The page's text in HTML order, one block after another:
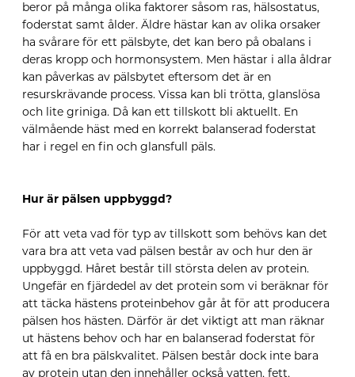
beror på många olika faktorer såsom ras, hälsostatus,
foderstat samt ålder. Äldre hästar kan av olika orsaker
ha svårare för ett pälsbyte, det kan bero på obalans i
deras kropp och hormonsystem. Men hästar i alla åldrar
kan påverkas av pälsbytet eftersom det är en
resurskrävande process. Vissa kan bli trötta, glanslösa
och lite griniga. Då kan ett tillskott bli aktuellt. En
välmående häst med en korrekt balanserad foderstat
har i regel en fin och glansfull päls.
Hur är pälsen uppbyggd?
För att veta vad för typ av tillskott som behövs kan det
vara bra att veta vad pälsen består av och hur den är
uppbyggd. Håret består till största delen av protein.
Ungefär en fjärdedel av det protein som vi beräknar för
att täcka hästens proteinbehov går åt för att producera
pälsen hos hästen. Därför är det viktigt att man räknar
ut hästens behov och har en balanserad foderstat för
att få en bra pälskvalitet. Pälsen består dock inte bara
av protein utan den innehåller också vatten, fett,